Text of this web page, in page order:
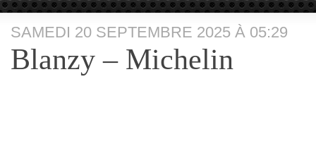
SAMEDI 20 SEPTEMBRE 2025 À 05:29
Blanzy – Michelin